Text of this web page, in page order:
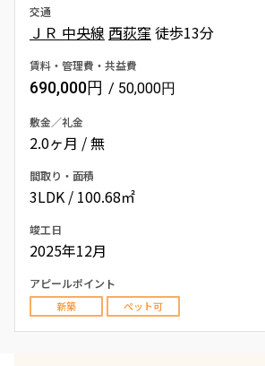
交通
ＪＲ 中央線 西荻窪 徒歩13分
賃料・管理費・共益費
690,000円 / 50,000円
敷金／礼金
2.0ヶ月 / 無
間取り・面積
3LDK / 100.68㎡
竣工日
2025年12月
アピールポイント
新築 ペット可